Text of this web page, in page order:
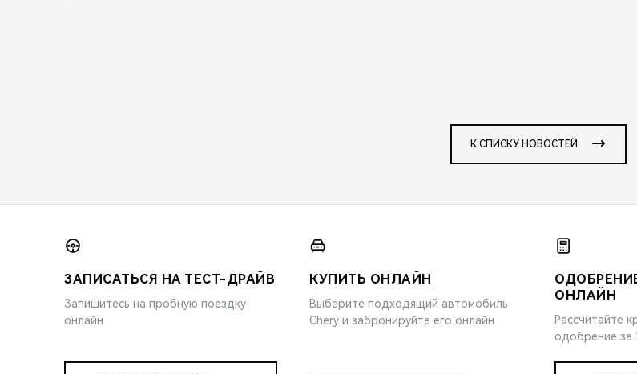
К СПИСКУ НОВОСТЕЙ
ЗАПИСАТЬСЯ НА ТЕСТ-ДРАЙВ
Запишитесь на пробную поездку
онлайн
КУПИТЬ ОНЛАЙН
Выберите подходящий автомобиль
Chery и забронируйте его онлайн
ОНЛАЙН
Рассчитайте
одобрение за